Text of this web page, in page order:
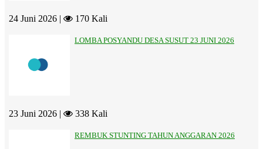
24 Juni 2026 | 170 Kali
LOMBA POSYANDU DESA SUSUT 23 JUNI 2026
23 Juni 2026 | 338 Kali
REMBUK STUNTING TAHUN ANGGARAN 2026